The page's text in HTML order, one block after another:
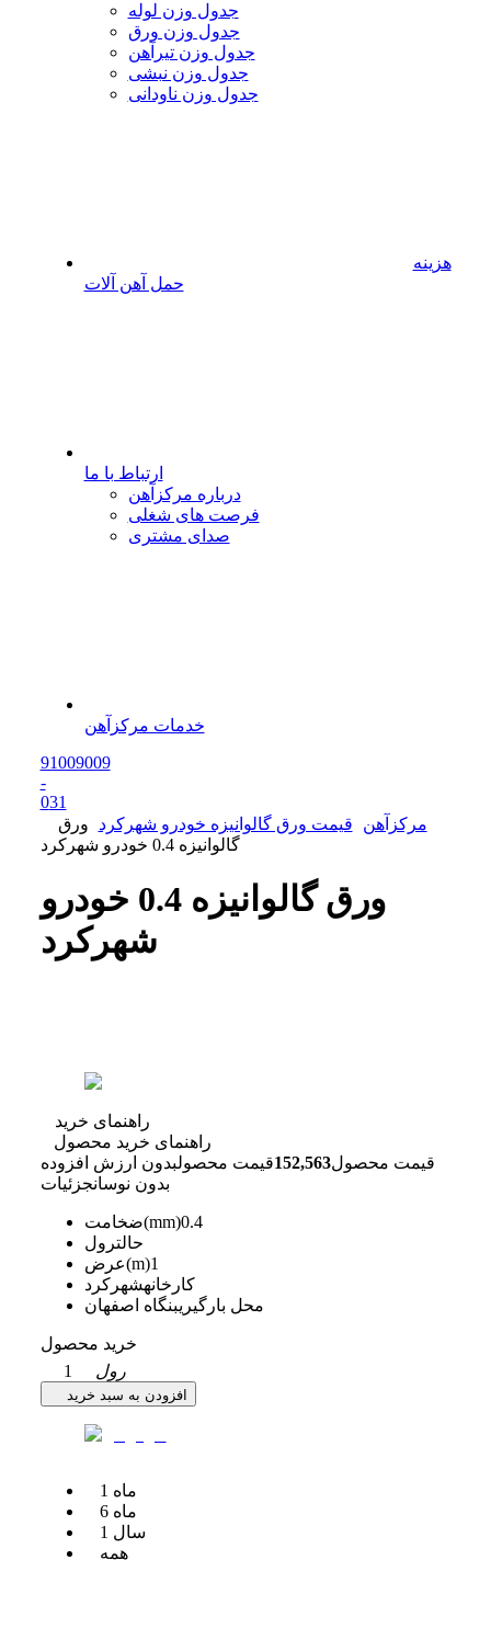
جدول وزن لوله
جدول وزن ورق
جدول وزن تیرآهن
جدول وزن نبشی
جدول وزن ناودانی
هزینه
حمل آهن آلات
ارتباط با ما
درباره مرکزآهن
فرصت های شغلی
صدای مشتری
خدمات مرکزآهن
91009009
-
031
مرکزآهن
قیمت ورق گالوانیزه خودرو شهرکرد
ورق
گالوانیزه 0.4 خودرو شهرکرد
ورق گالوانیزه 0.4 خودرو
شهرکرد
راهنمای خرید
راهنمای خرید محصول
قیمت محصول152,563قیمت محصولبدون ارزش افزوده
بدون نوسانجزئیات
ضخامت(mm)0.4
حالترول
عرض(m)1
کارخانهشهرکرد
محل بارگیریبنگاه اصفهان
خرید محصول
1
رول
افزودن به سبد خرید
1 ماه
6 ماه
1 سال
همه